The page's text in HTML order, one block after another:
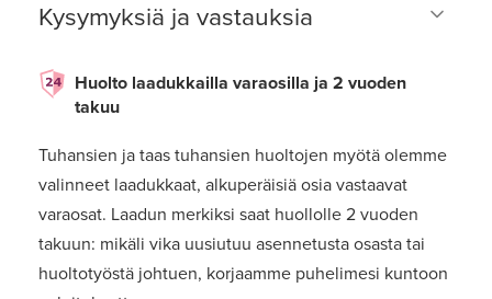
Kysymyksiä ja vastauksia
Huolto laadukkailla varaosilla ja 2 vuoden
takuu
Tuhansien ja taas tuhansien huoltojen myötä olemme
valinneet laadukkaat, alkuperäisiä osia vastaavat
varaosat. Laadun merkiksi saat huollolle 2 vuoden
takuun: mikäli vika uusiutuu asennetusta osasta tai
huoltotyöstä johtuen, korjaamme puhelimesi kuntoon